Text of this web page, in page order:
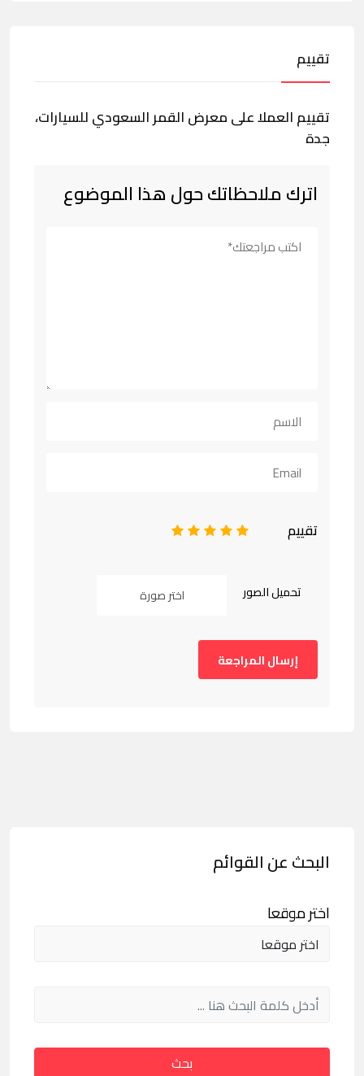
تقييم
تقييم العملا على معرض القمر السعودي للسيارات،
جدة
اترك ملاحظاتك حول هذا الموضوع
تقييم 5
4
3
2
تحميل الصور اختر صورة
البحث عن القوائم
اختر موقعا
بحث